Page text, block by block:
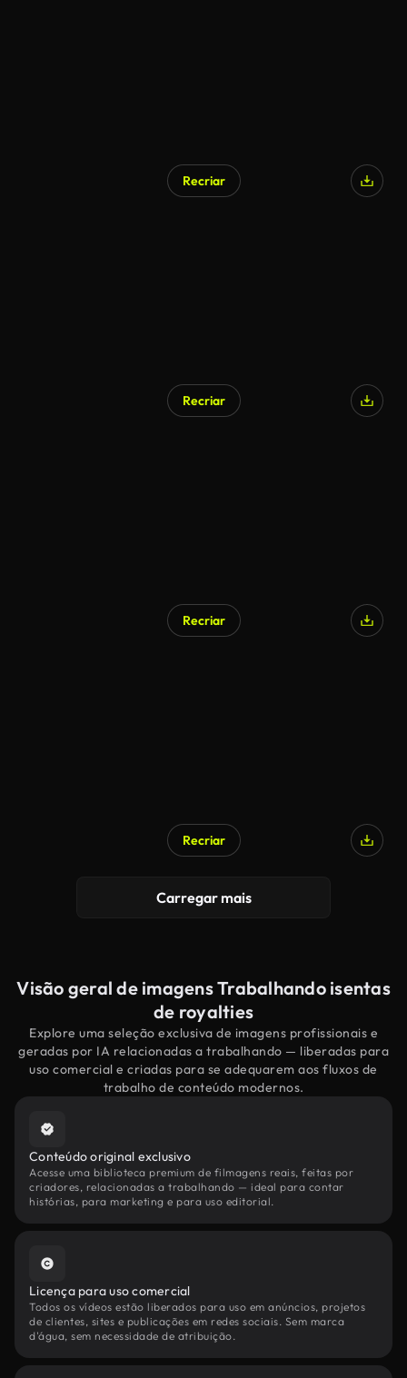
Recriar
Recriar
Recriar
Recriar
Carregar mais
Visão geral de imagens Trabalhando isentas
de royalties
Explore uma seleção exclusiva de imagens profissionais e
geradas por IA relacionadas a trabalhando — liberadas para
uso comercial e criadas para se adequarem aos fluxos de
trabalho de conteúdo modernos.
Conteúdo original exclusivo
Acesse uma biblioteca premium de filmagens reais, feitas por
criadores, relacionadas a trabalhando — ideal para contar
histórias, para marketing e para uso editorial.
Licença para uso comercial
Todos os vídeos estão liberados para uso em anúncios, projetos
de clientes, sites e publicações em redes sociais. Sem marca
d'água, sem necessidade de atribuição.